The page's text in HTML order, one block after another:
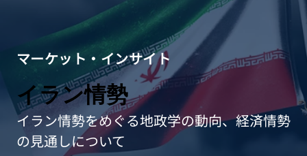
マーケット・インサイト
イラン情勢
イラン情勢をめぐる地政学の動向、経済情勢
の見通しについて